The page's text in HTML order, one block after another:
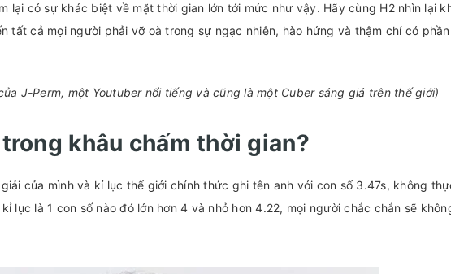
lại có sự khác biệt về mặt thời gian lớn tới mức như vậy. Hãy cùng H2 nhìn lại
tất cả mọi người phải vỡ oà trong sự ngạc nhiên, hào hứng và thậm chí có phần
J-Perm, một Youtuber nổi tiếng và cũng là một Cuber sáng giá trên thế giới)
khâu chấm thời gian?
của mình và kỉ lục thế giới chính thức ghi tên anh với con số 3.47s, không
lục là 1 con số nào đó lớn hơn 4 và nhỏ hơn 4.22, mọi người chắc chắn sẽ